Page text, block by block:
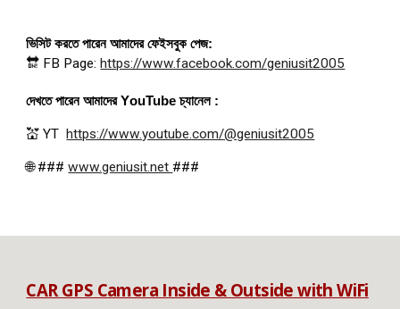
ভিসিট করতে পারেন আমাদের ফেইসবুক পেজ:
🔛 FB Page:https://www.facebook.com/geniusit2005
দেখতে পারেন আমাদেরYouTube চ্যানেল :
💒 YThttps://www.youtube.com/@geniusit2005
🌐 ###www.geniusit.net ###
CAR GPS Camera Inside & Outside with WiFi